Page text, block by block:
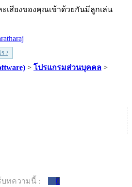
เสียงของคุณเข้าด้วยกันมีลูกเล่น
ร ?
> โปรแกรมส่วนบุคคล >
บทความนี้ : 0